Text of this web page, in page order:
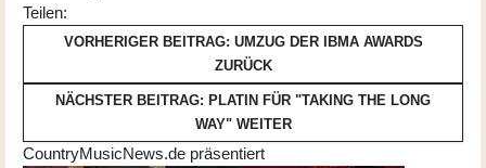
Teilen:
VORHERIGER BEITRAG: UMZUG DER IBMA AWARDS
ZURÜCK
NÄCHSTER BEITRAG: PLATIN FÜR "TAKING THE LONG
WAY" WEITER
CountryMusicNews.de präsentiert